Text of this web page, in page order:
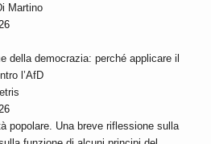
Martino
della democrazia: perché applicare il
l’AfD
popolare. Una breve riflessione sulla